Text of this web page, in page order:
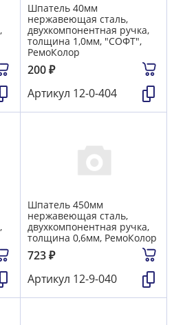
Шпатель 40мм
нержавеющая сталь,
двухкомпонентная ручка,
толщина 1,0мм, "СОФТ",
РемоКолор
200₽
Артикул 12-0-404
Шпатель 450мм
нержавеющая сталь,
двухкомпонентная ручка,
толщина 0,6мм, РемоКолор
723₽
Артикул 12-9-040